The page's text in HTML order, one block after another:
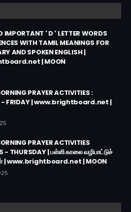
IMPORTANT ' D ' LETTER WORDS
WITH TAMIL MEANINGS FOR
AND SPOKEN ENGLISH |
| MOON
PRAYER ACTIVITIES :
- FRIDAY | www.brightboard.net |
PRAYER ACTIVITIES
- THURSDAY | பள்ளி காலை வழிபாட்டுச்
| www.brightboard.net | MOON